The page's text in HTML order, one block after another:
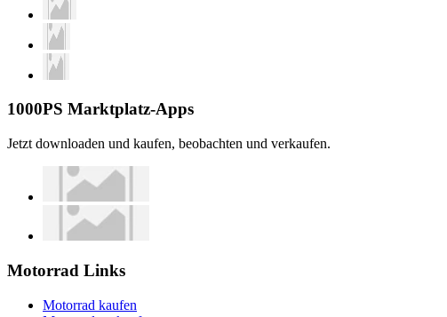
1000PS Marktplatz-Apps
Jetzt downloaden und kaufen, beobachten und verkaufen.
Motorrad Links
Motorrad kaufen